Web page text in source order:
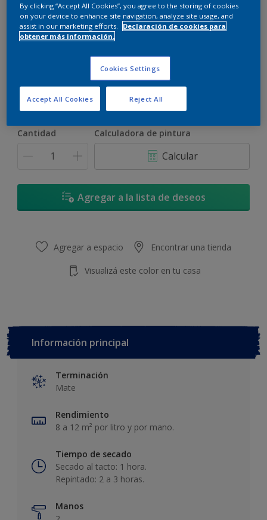
Chocolate Claro - 90YR 16/129
900 ML 3,6 L
Cantidad Calculadora de pintura
Calcular
Agregar a la lista de deseos
Agregar a espacio Encontrar una tienda
Visualizá este color en tu casa
Información principal
Terminación
Mate
Rendimiento
8 a 12 m² por litro y por mano.
Tiempo de secado
Secado al tacto: 1 hora.
Repintado: 2 a 3 horas.
Manos
By clicking “Accept All Cookies”, you agree to the storing of cookies
on your device to enhance site navigation, analyze site usage, and
assist in our marketing efforts.
Declaración de cookies para
obtener más información.
Cookies Settings
Reject All
Accept All Cookies